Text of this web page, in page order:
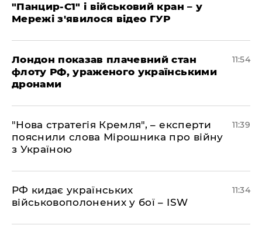
"Панцир-С1" і військовий кран – у
Мережі з'явилося відео ГУР
Лондон показав плачевний стан
флоту РФ, ураженого українськими
дронами
11:54
"Нова стратегія Кремля", – експерти
пояснили слова Мірошника про війну
з Україною
11:39
РФ кидає українських
військовополонених у бої – ISW
11:34